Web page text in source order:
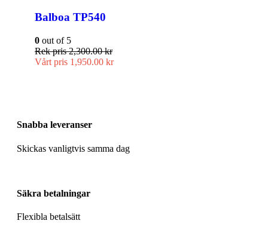
Balboa TP540
0 out of 5
Rek pris2,300.00kr
Vårt pris 1,950.00 kr
Snabba leveranser
Skickas vanligtvis samma dag
Säkra betalningar
Flexibla betalsätt